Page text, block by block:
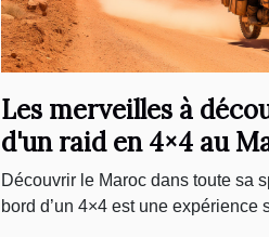
Les merveilles à
d'un raid en 4×4 au
Découvrir le Maroc dans toute sa
bord d’un 4×4 est une expérience